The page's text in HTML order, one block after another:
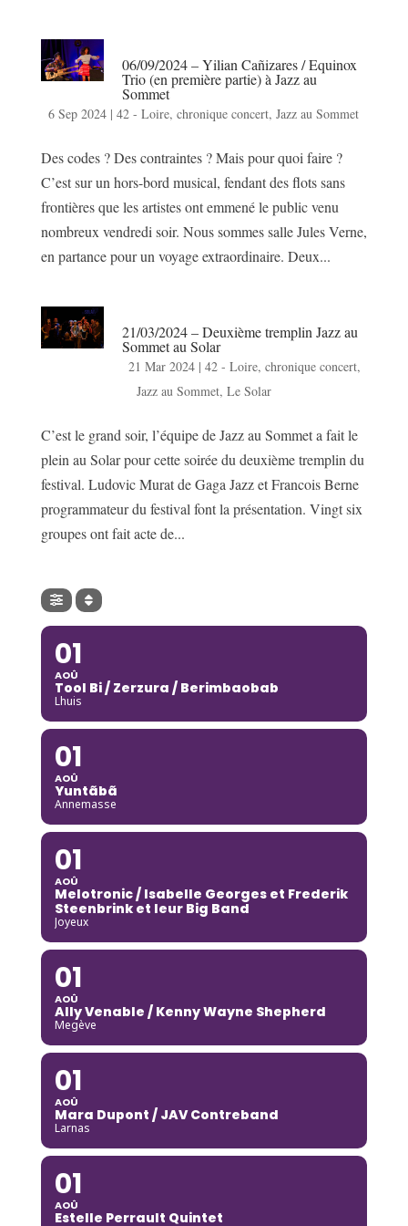
06/09/2024 – Yilian Cañizares / Equinox
Trio (en première partie) à Jazz au
Sommet
6 Sep 2024 |42 - Loire,chronique concert,Jazz au Sommet
Des codes ? Des contraintes ? Mais pour quoi faire ?
C’est sur un hors-bord musical, fendant des flots sans
frontières que les artistes ont emmené le public venu
nombreux vendredi soir. Nous sommes salle Jules Verne,
en partance pour un voyage extraordinaire. Deux...
21/03/2024 – Deuxième tremplin Jazz au
Sommet au Solar
21 Mar 2024 |42 - Loire,chronique concert,
Jazz au Sommet, Le Solar
C’est le grand soir, l’équipe de Jazz au Sommet a fait le
plein au Solar pour cette soirée du deuxième tremplin du
festival. Ludovic Murat de Gaga Jazz et Francois Berne
programmateur du festival font la présentation. Vingt six
groupes ont fait acte de...
01
AOÛ
Tool Bi / Zerzura / Berimbaobab
Lhuis
01
AOÛ
Yuntãbã
Annemasse
01
AOÛ
Melotronic / Isabelle Georges et Frederik
Steenbrink et leur Big Band
Joyeux
01
AOÛ
Ally Venable / Kenny Wayne Shepherd
Megève
01
AOÛ
Mara Dupont / JAV Contreband
Larnas
01
AOÛ
Estelle Perrault Quintet